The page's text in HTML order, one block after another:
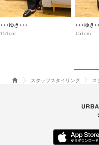
+++ゆき+++
151cm
+++ゆき
151cm
スタッフスタイリング ス